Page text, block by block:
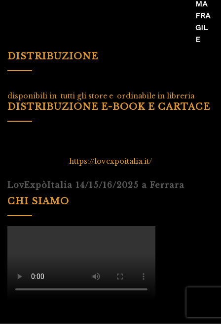
DISTRIBUZIONE
disponibili in tutti gli store e ordinabile in libreria
DISTRIBUZIONE E-BOOK E CARTACE
https://lovexpoitalia.it/
LovExpòItalia 14/15/16/2025 a Ferrara
CHI SIAMO